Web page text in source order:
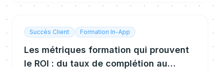
Succès Client Formation In-App
Les métriques formation qui prouvent
le ROI : du taux de complétion au